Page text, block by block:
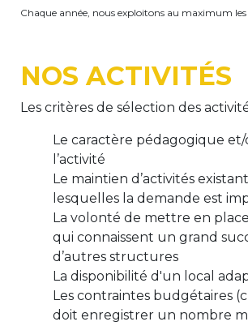
+32 (0)2 374 76 75
BE10 3100 9205 4504
Casiers
+32 (0)2 373 87 68
casiers@apeee-bxl1-services.be
BE52 3101 4777 1809
Coordination & Direction
Chaque année, nous exploitons au maximum les
NOS ACTIVITÉS
Les critères de sélection des
Le caractère pédagogique
l’activité
Le maintien d’activités
lesquelles la demande est
La volonté de mettre en
qui connaissent un grand
d’autres structures
La disponibilité d'un local
Les contraintes budgétaires
doit enregistrer un nombre